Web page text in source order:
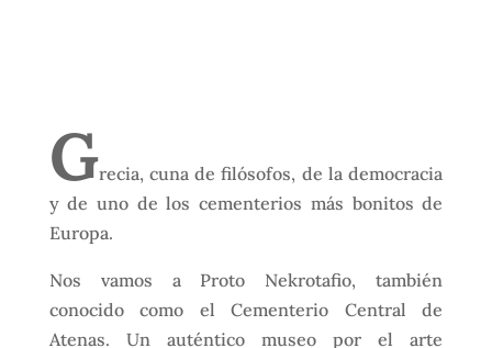
Grecia, cuna de filósofos, de la democracia
y de uno de los cementerios más bonitos de
Europa.
Nos vamos a Proto Nekrotafio, también
conocido como el Cementerio Central de
Atenas. Un auténtico museo por el arte